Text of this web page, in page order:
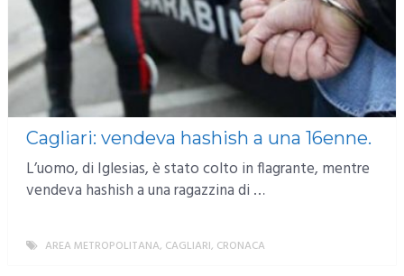
Cagliari: vendeva hashish a una 16enne.
L’uomo, di Iglesias, è stato colto in flagrante, mentre
vendeva hashish a una ragazzina di …
AREA METROPOLITANA, CAGLIARI, CRONACA